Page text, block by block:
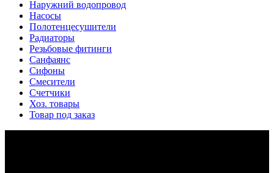
Наружний водопровод
Насосы
Полотенцесушители
Радиаторы
Резьбовые фитинги
Санфаянс
Сифоны
Смесители
Счетчики
Хоз. товары
Товар под заказ